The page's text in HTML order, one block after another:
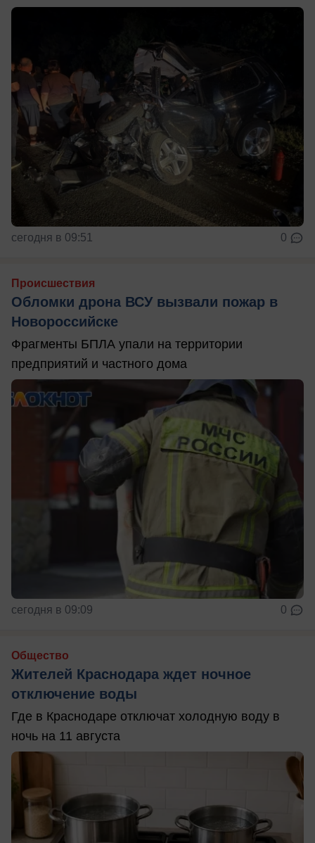
сегодня в 09:51 0
Происшествия
Обломки дрона ВСУ вызвали пожар в
Новороссийске
Фрагменты БПЛА упали на территории
предприятий и частного дома
сегодня в 09:09 0
Общество
Жителей Краснодара ждет ночное
отключение воды
Где в Краснодаре отключат холодную воду в
ночь на 11 августа